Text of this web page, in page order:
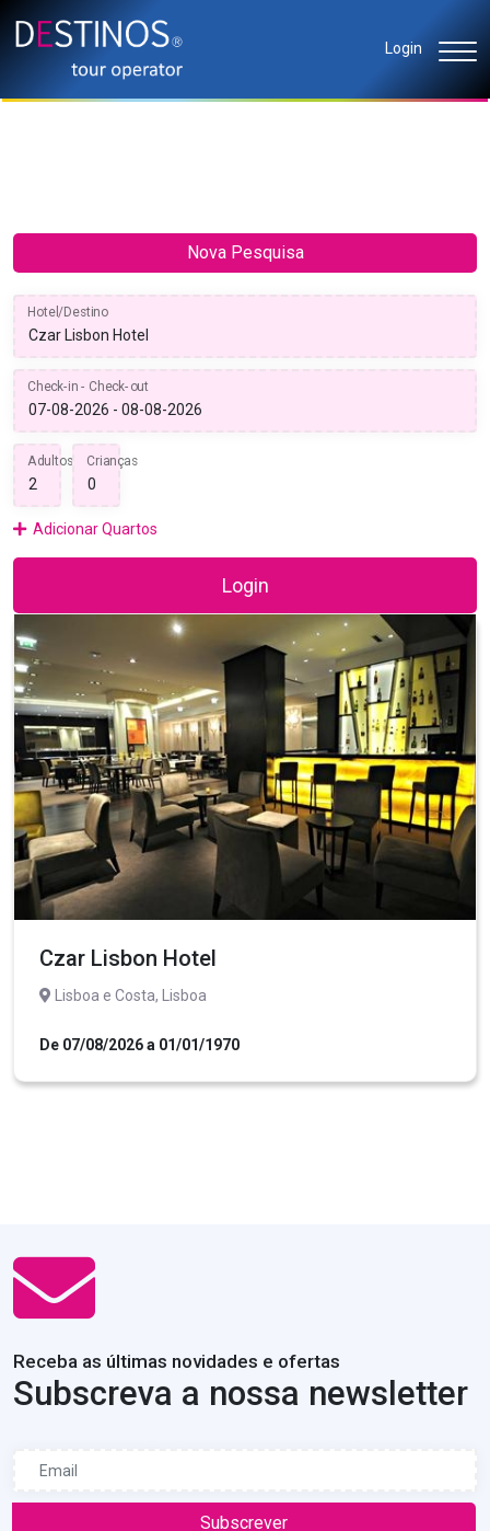
Login
Nova Pesquisa
Hotel/Destino
Check-in - Check-out
Adultos Crianças
Adicionar Quartos
Login
Czar Lisbon Hotel
Lisboa e Costa, Lisboa
De 07/08/2026 a 01/01/1970
Receba as últimas novidades e ofertas
Subscreva a nossa newsletter
Subscrever